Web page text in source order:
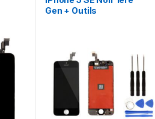
Gen + Outils